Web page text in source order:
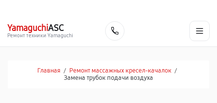
YamaguchiASC
Ремонт техники Yamaguchi
Главная / Ремонт массажных кресел-качалок /
Замена трубок подачи воздуха